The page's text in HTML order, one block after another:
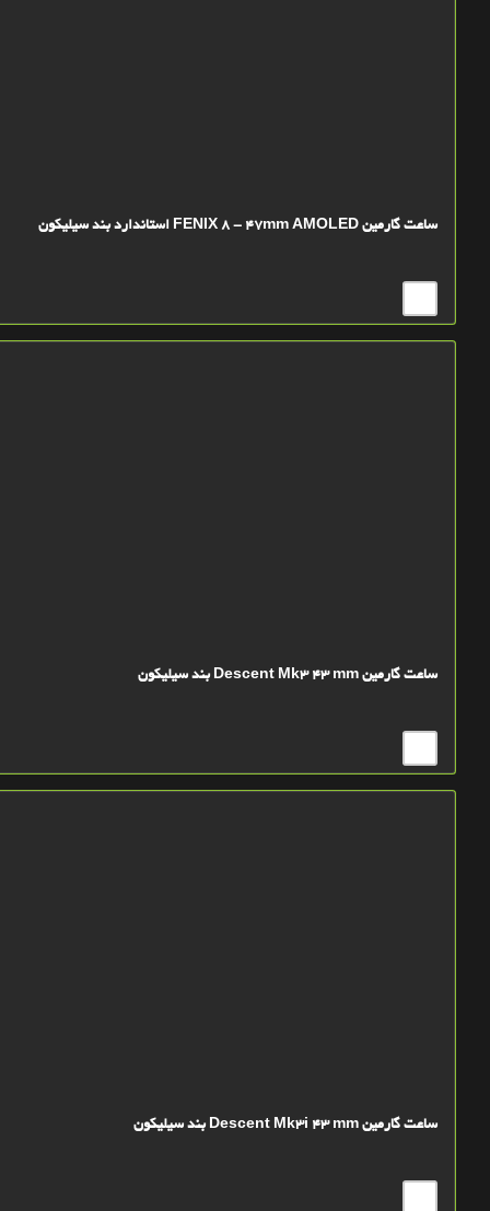
ساعت گارمین FENIX 8 - 47mm AMOLED استاندارد بند سیلیکون
ساعت گارمین Descent Mk3 43 mm بند سیلیکون
ساعت گارمین Descent Mk3i 43 mm بند سیلیکون